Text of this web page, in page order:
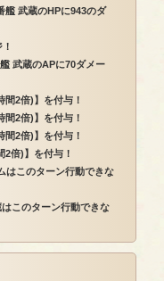
武蔵のHPに943のダ
武蔵のAPに70ダメー
2倍)】を付与！
2倍)】を付与！
2倍)】を付与！
倍)】を付与！
このターン行動できな
このターン行動できな